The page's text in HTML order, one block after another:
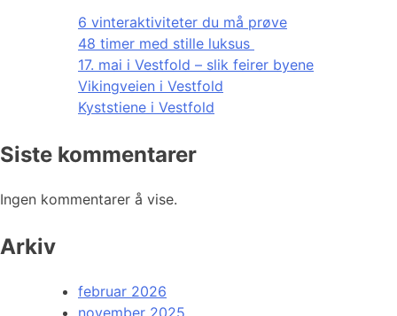
6 vinteraktiviteter du må prøve
48 timer med stille luksus
17. mai i Vestfold – slik feirer byene
Vikingveien i Vestfold
Kyststiene i Vestfold
Siste kommentarer
Ingen kommentarer å vise.
Arkiv
februar 2026